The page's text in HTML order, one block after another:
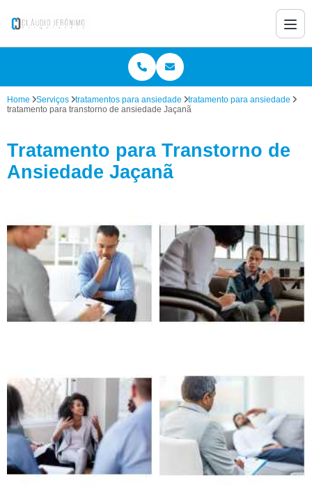
Home Serviços tratamentos para ansiedade
tratamento para ansiedade
tratamento para transtorno de ansiedade Jaçanã
Tratamento para Transtorno de
Ansiedade Jaçanã